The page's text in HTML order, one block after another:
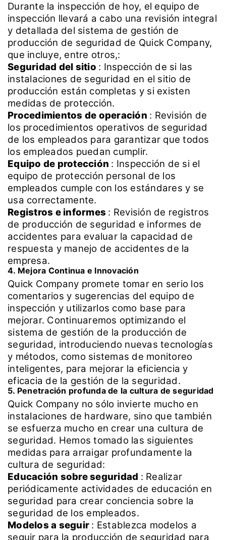
Durante la inspección de hoy, el equipo de
inspección llevará a cabo una revisión integral
y detallada del sistema de gestión de
producción de seguridad de Quick Company,
que incluye, entre otros,:
Seguridad del sitio : Inspección de si las
instalaciones de seguridad en el sitio de
producción están completas y si existen
medidas de protección.
Procedimientos de operación : Revisión de
los procedimientos operativos de seguridad
de los empleados para garantizar que todos
los empleados puedan cumplir.
Equipo de protección : Inspección de si el
equipo de protección personal de los
empleados cumple con los estándares y se
usa correctamente.
Registros e informes : Revisión de registros
de producción de seguridad e informes de
accidentes para evaluar la capacidad de
respuesta y manejo de accidentes de la
empresa.
4. Mejora Continua e Innovación
Quick Company promete tomar en serio los
comentarios y sugerencias del equipo de
inspección y utilizarlos como base para
mejorar. Continuaremos optimizando el
sistema de gestión de la producción de
seguridad, introduciendo nuevas tecnologías
y métodos, como sistemas de monitoreo
inteligentes, para mejorar la eficiencia y
eficacia de la gestión de la seguridad.
5. Penetración profunda de la cultura de seguridad
Quick Company no sólo invierte mucho en
instalaciones de hardware, sino que también
se esfuerza mucho en crear una cultura de
seguridad. Hemos tomado las siguientes
medidas para arraigar profundamente la
cultura de seguridad:
Educación sobre seguridad : Realizar
periódicamente actividades de educación en
seguridad para crear conciencia sobre la
seguridad de los empleados.
Modelos a seguir : Establezca modelos a
seguir para la producción de seguridad para